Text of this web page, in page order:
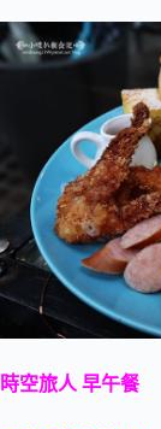
時空旅人 早午餐